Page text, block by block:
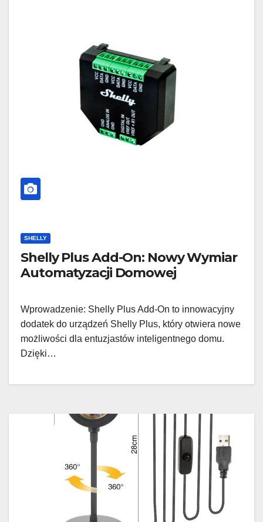
SHELLY
Shelly Plus Add-On: Nowy Wymiar
Automatyzacji Domowej
Wprowadzenie: Shelly Plus Add-On to innowacyjny
dodatek do urządzeń Shelly Plus, który otwiera nowe
możliwości dla entuzjastów inteligentnego domu.
Dzięki…